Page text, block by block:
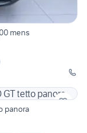
mens
panora